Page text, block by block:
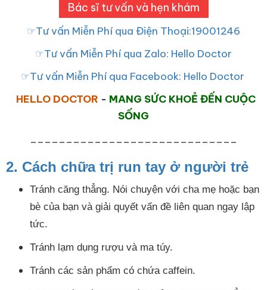
Bác sĩ tư vấn và hẹn khám
☞Tư vấn Miễn Phí qua Điện Thoại:19001246
☞Tư vấn Miễn Phí qua Zalo: Hello Doctor
☞Tư vấn Miễn Phí qua Facebook: Hello Doctor
HELLO DOCTOR - MANG SỨC KHOẺ ĐẾN CUỘC
SỐNG
2. Cách chữa trị run tay ở người trẻ
Tránh căng thẳng. Nói chuyện với cha mẹ hoặc bạn
bè của bạn và giải quyết vấn đề liên quan ngay lập
tức.
Tránh lạm dụng rượu và ma túy.
Tránh các sản phẩm có chứa caffein.